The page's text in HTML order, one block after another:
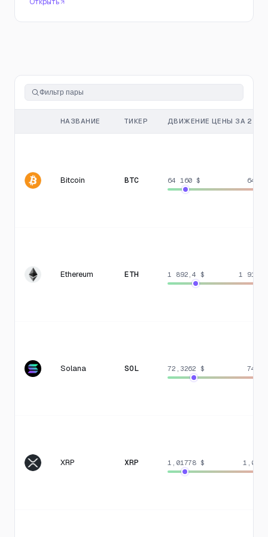
НАЗВАНИЕ ТИКЕР ДВИЖЕНИЕ ЦЕНЫ ЗА 24
Bitcoin BTC 64 160 $ 64
Ethereum ETH 1 892,4 $ 1
Solana SOL 72,3262 $
XRP XRP 1,01778 $